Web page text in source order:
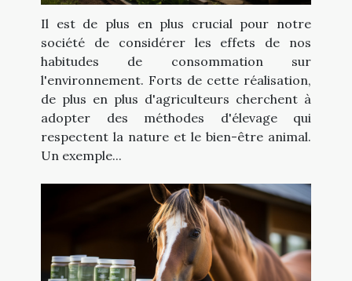
l'environnement
Il est de plus en plus crucial pour notre
société de considérer les effets de nos
habitudes de consommation sur
l'environnement. Forts de cette réalisation,
de plus en plus d'agriculteurs cherchent à
adopter des méthodes d'élevage qui
respectent la nature et le bien-être animal.
Un exemple...